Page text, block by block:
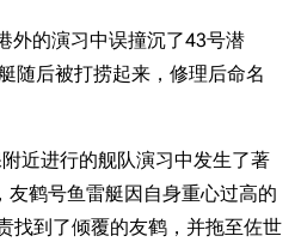
外的演习中误撞沉了43号潜
随后被打捞起来，修理后命名
近进行的舰队演习中发生了著
友鹤号鱼雷艇因自身重心过高的
找到了倾覆的友鹤，并拖至佐世